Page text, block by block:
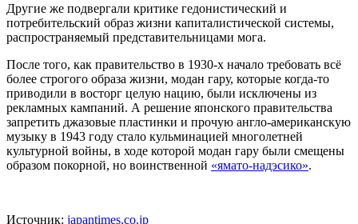
Другие же подвергали критике гедонистический и
потребительский образ жизни капиталистической системы,
распространяемый представительницами мога.
После того, как правительство в 1930-х начало требовать всё
более строгого образа жизни, модан гару, которые когда-то
приводили в восторг целую нацию, были исключены из
рекламных кампаний. А решение японского правительства
запретить джазовые пластинки и прочую англо-американскую
музыку в 1943 году стало кульминацией многолетней
культурной войны, в ходе которой модан гару были смещены
образом покорной, но воинственной «ямато-надэсико».
Источник: japantimes.co.jp